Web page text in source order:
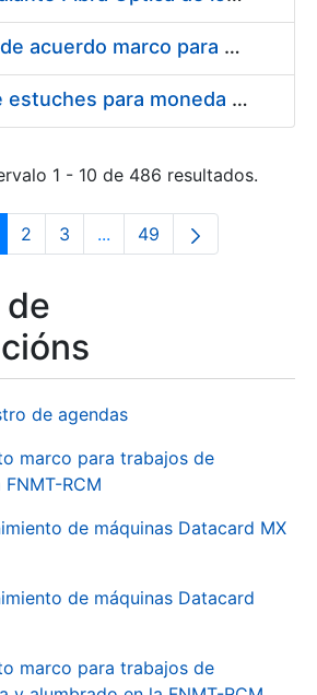
Contratación de acuerdo marco para el Suministro de Material de Electricidad para la Fábrica Nacional de Moneda y Timbre-Real Casa de la Moneda en su centro de trabajo de Burgos
Suministro de estuches para moneda de 30 €
1 - 10 de 486 resultados.
Páxina
2 Páxina
3 ...Páxinas intermedias Use
Páxina
49
de agendas
marco para trabajos de
RCM
de máquinas Datacard MX
de máquinas Datacard
marco para trabajos de